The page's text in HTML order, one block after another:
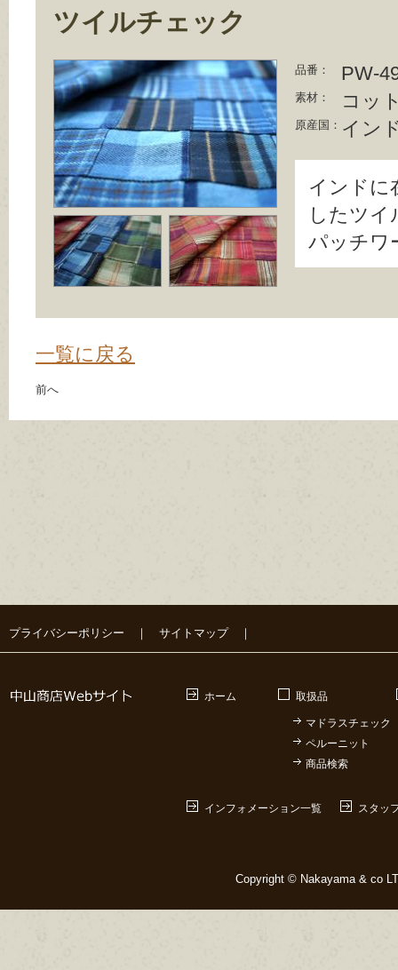
ツイルチェック
品番： PW-
素材： コッ
原産国： イン
インドに
したツイ
パッチワ
一覧に戻る
前へ
プライバシーポリシー ｜ サイトマップ｜
ホーム 取扱品
マドラスチェック
ペルーニット
商品検索
インフォメーション一覧 スタッ
Copyright © Nakayama & co